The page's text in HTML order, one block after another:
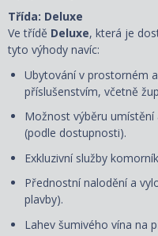
Třída: Deluxe
Ve třídě Deluxe, která je
tyto výhody navíc:
Ubytování v prostorném
příslušenstvím, včetně
Možnost výběru
(podle dostupnosti).
Exkluzivní služby
Přednostní nalodění a
plavby).
Lahev šumivého vína na